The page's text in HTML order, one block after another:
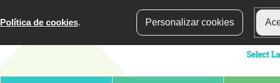
Política de cookies. Personalizar cookies